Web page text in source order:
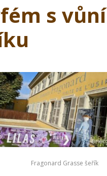
s vůní
Fragonard Grasse šeřík